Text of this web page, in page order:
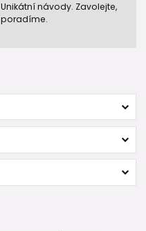
Unikátní návody. Zavolejte,
poradíme.